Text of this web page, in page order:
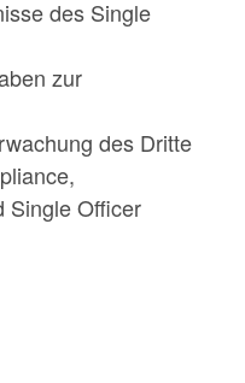
des Single
zur
des Dritte
Single Officer